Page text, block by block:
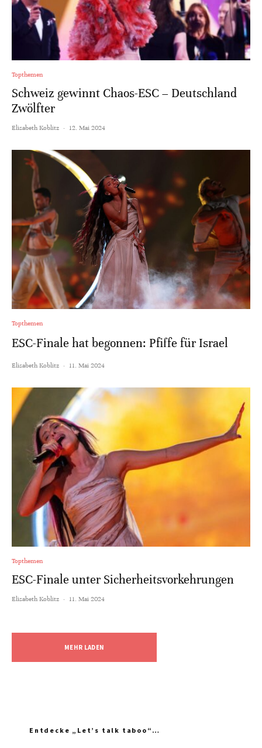
Topthemen
Schweiz gewinnt Chaos-ESC – Deutschland
Zwölfter
Elisabeth Koblitz · 12. Mai 2024
Topthemen
ESC-Finale hat begonnen: Pfiffe für Israel
Elisabeth Koblitz · 11. Mai 2024
Topthemen
ESC-Finale unter Sicherheitsvorkehrungen
Elisabeth Koblitz · 11. Mai 2024
MEHR LADEN
Entdecke „Let’s talk taboo“…